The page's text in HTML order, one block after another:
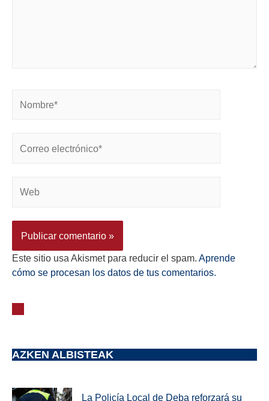
Este sitio usa Akismet para reducir el spam. Aprende
cómo se procesan los datos de tus comentarios.
AZKEN ALBISTEAK
La Policía Local de Deba reforzará su